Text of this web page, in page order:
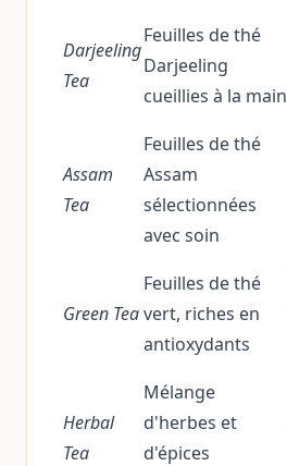
Darjeeling
Tea
Feuilles de thé
Darjeeling
cueillies à la main
Assam
Tea
Feuilles de thé
Assam
sélectionnées
avec soin
Green Tea
Feuilles de thé
vert, riches en
antioxydants
Herbal
Tea
Mélange
d'herbes et
d'épices